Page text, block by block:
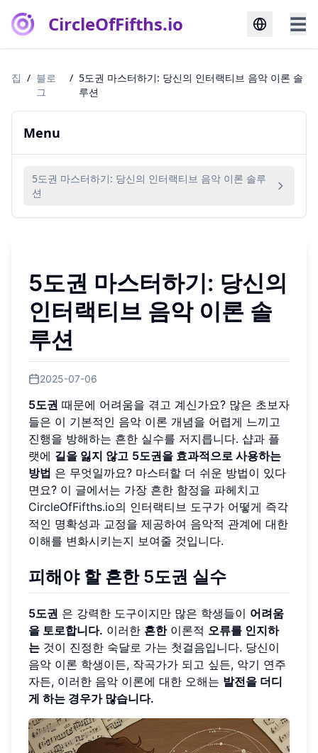
CircleOfFifths.io ☰
집 / 블로
그
/ 5도권 마스터하기: 당신의 인터랙티브 음악 이론 솔
루션
Menu
5도권 마스터하기: 당신의 인터랙티브 음악 이론 솔루
션
5도권 마스터하기: 당신의
인터랙티브 음악 이론 솔
루션
2025-07-06
5도권 때문에 어려움을 겪고 계신가요? 많은 초보자
들은 이 기본적인 음악 이론 개념을 어렵게 느끼고
진행을 방해하는 흔한 실수를 저지릅니다. 샵과 플
랫에 길을 잃지 않고 5도권을 효과적으로 사용하는
방법 은 무엇일까요? 마스터할 더 쉬운 방법이 있다
면요? 이 글에서는 가장 흔한 함정을 파헤치고
CircleOfFifths.io의 인터랙티브 도구가 어떻게 즉각
적인 명확성과 교정을 제공하여 음악적 관계에 대한
이해를 변화시키는지 보여줄 것입니다.
피해야 할 흔한 5도권 실수
5도권 은 강력한 도구이지만 많은 학생들이 어려움
을 토로합니다. 이러한 흔한이론적 오류를 인지하
는 것이 진정한 숙달로 가는 첫걸음입니다. 당신이
음악 이론 학생이든, 작곡가가 되고 싶든, 악기 연주
자든, 이러한 음악 이론에 대한 오해는 발전을 더디
게 하는 경우가 많습니다.